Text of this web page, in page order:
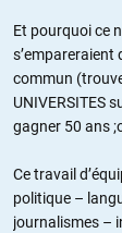
Et pourquoi ce
s’empareraient
commun
UNIVERSITES
gagner 50 ans
Ce travail
politique –
journalismes –